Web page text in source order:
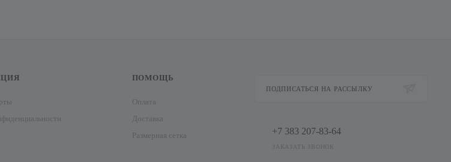
ПОМОЩЬ
Оплата
Доставка
Размерная сетка
ПОДПИСАТЬСЯ НА РАССЫЛКУ
+7 383 207-83-64
ЗАКАЗАТЬ ЗВОНОК